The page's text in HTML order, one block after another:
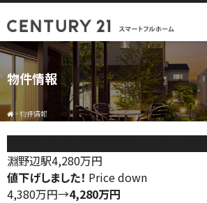
物件情報
>物件情報
淵野辺駅4,280万円
値下げしました！ Price down
4,380万円→4,280万円